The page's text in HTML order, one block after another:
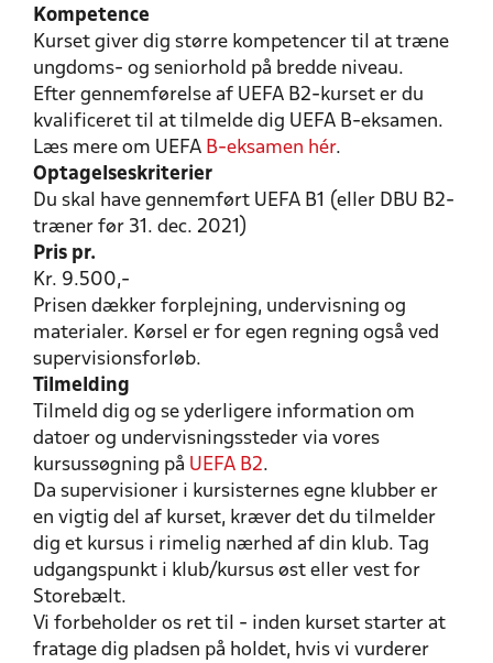
Kompetence
Kurset giver dig større kompetencer til at træne
ungdoms- og seniorhold på bredde niveau.
Efter gennemførelse af UEFA B2-kurset er du
kvalificeret til at tilmelde dig UEFA B-eksamen.
Læs mere om UEFA B-eksamen hér.
Optagelseskriterier
Du skal have gennemført UEFA B1 (eller DBU B2-
træner før 31. dec. 2021)
Pris pr.
Kr. 9.500,-
Prisen dækker forplejning, undervisning og
materialer. Kørsel er for egen regning også ved
supervisionsforløb.
Tilmelding
Tilmeld dig og se yderligere information om
datoer og undervisningssteder via vores
kursussøgning på UEFA B2.
Da supervisioner i kursisternes egne klubber er
en vigtig del af kurset, kræver det du tilmelder
dig et kursus i rimelig nærhed af din klub. Tag
udgangspunkt i klub/kursus øst eller vest for
Storebælt.
Vi forbeholder os ret til - inden kurset starter at
fratage dig pladsen på holdet, hvis vi vurderer